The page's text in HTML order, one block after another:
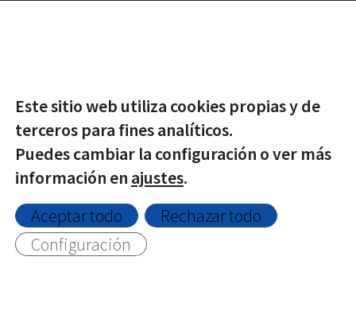
© Copyright -
2026 | Todos los derechos reservados |
Política de Privacidad | Aviso Legal
Política de Cookies
Este sitio web utiliza cookies propias y de
terceros para fines analíticos.
Puedes cambiar la configuración o ver más
información en ajustes.
Aceptar todo
Rechazar todo
Configuración